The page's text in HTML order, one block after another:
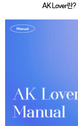
AK Lover란?